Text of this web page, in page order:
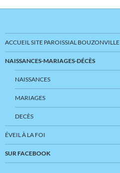
ACCUEIL SITE PAROISSIAL BOUZONVILLE
NAISSANCES-MARIAGES-DÉCÈS
NAISSANCES
MARIAGES
DECÈS
ÉVEIL À LA FOI
SUR FACEBOOK